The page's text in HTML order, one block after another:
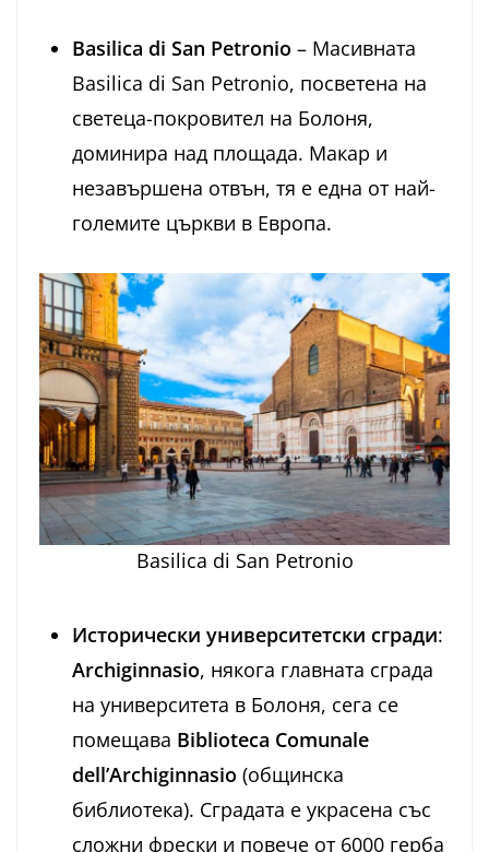
Basilica di San Petronio – Масивната
Basilica di San Petronio, посветена на
светеца-покровител на Болоня,
доминира над площада. Макар и
незавършена отвън, тя е една от най-
големите църкви в Европа.
Basilica di San Petronio
Исторически университетски сгради:
Archiginnasio, някога главната сграда
на университета в Болоня, сега се
помещава Biblioteca Comunale
dell’Archiginnasio (общинска
библиотека). Сградата е украсена със
сложни фрески и повече от 6000 герба